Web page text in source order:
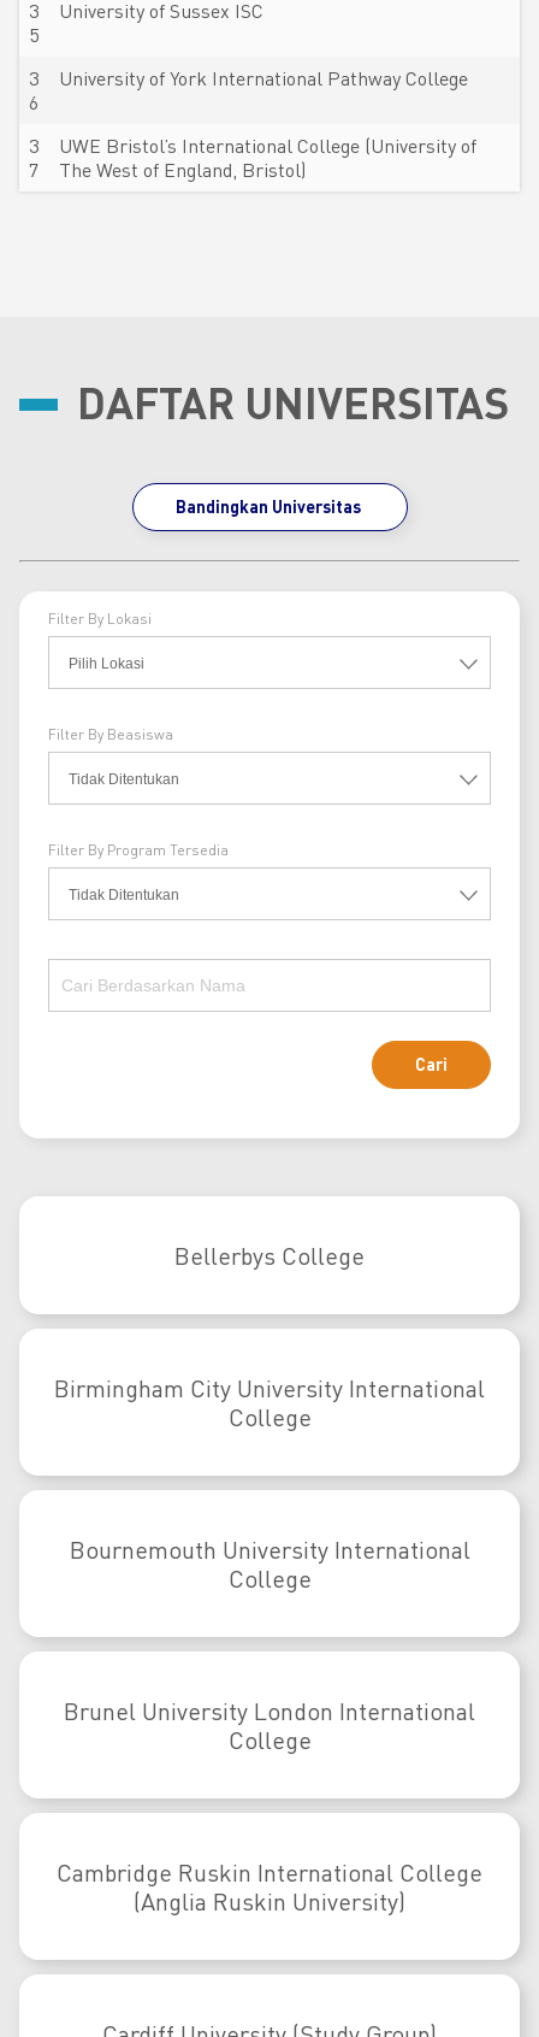
3
5
University of Sussex ISC
3
6
University of York International Pathway College
3
7
UWE Bristol’s International College (University of
The West of England, Bristol)
DAFTAR UNIVERSITAS
Bandingkan Universitas
Filter By Lokasi
Filter By Beasiswa
Filter By Program Tersedia
Bellerbys College
Birmingham City University International
College
Bournemouth University International
College
Brunel University London International
College
Cambridge Ruskin International College
(Anglia Ruskin University)